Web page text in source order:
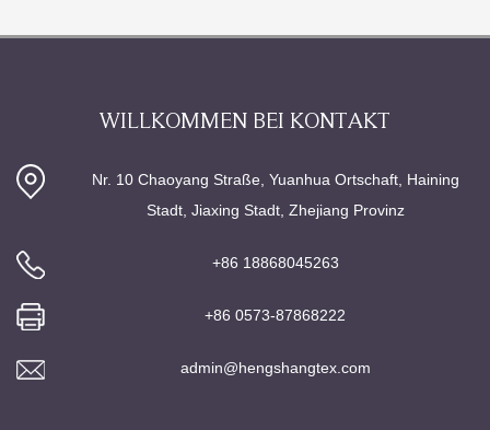
WILLKOMMEN BEI KONTAKT
Nr. 10 Chaoyang Straße, Yuanhua Ortschaft, Haining
Stadt, Jiaxing Stadt, Zhejiang Provinz
+86 18868045263
+86 0573-87868222
admin@hengshangtex.com